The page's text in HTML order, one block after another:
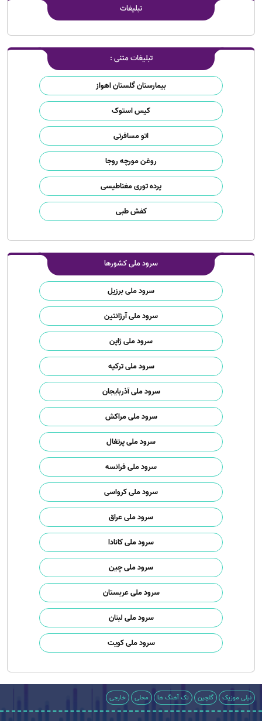
تبلیغات
تبلیغات متنی :
بیمارستان گلستان اهواز
کیس استوک
اتو مسافرتی
روغن مورچه روجا
پرده توری مغناطیسی
کفش طبی
سرود ملی کشورها
سرود ملی برزیل
سرود ملی آرژانتین
سرود ملی ژاپن
سرود ملی ترکیه
سرود ملی آذربایجان
سرود ملی مراکش
سرود ملی پرتغال
سرود ملی فرانسه
سرود ملی کرواسی
سرود ملی عراق
سرود ملی کانادا
سرود ملی چین
سرود ملی عربستان
سرود ملی لبنان
سرود ملی کویت
نیلی موزیک گلچین تک آهنگ ها محلی خارجی